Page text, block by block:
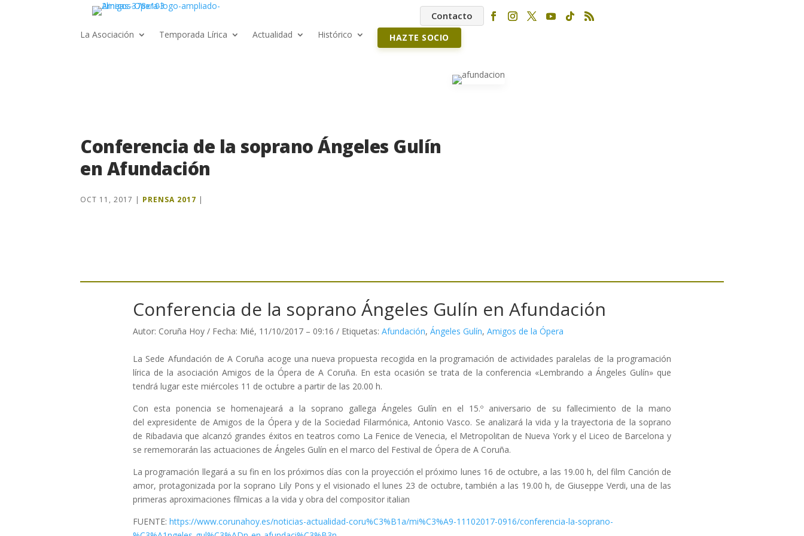
Contacto
La Asociación Temporada Lírica Actualidad Histórico HAZTE SOCIO
Conferencia de la soprano Ángeles Gulín
en Afundación
OCT 11, 2017 | PRENSA 2017 |
Conferencia de la soprano Ángeles Gulín en Afundación
Autor: Coruña Hoy / Fecha: Mié, 11/10/2017 – 09:16 / Etiquetas: Afundación, Ángeles Gulín, Amigos de la Ópera
La Sede Afundación de A Coruña acoge una nueva propuesta recogida en la programación de actividades paralelas de la programación
lírica de la asociación Amigos de la Ópera de A Coruña. En esta ocasión se trata de la conferencia «Lembrando a Ángeles Gulín» que
tendrá lugar este miércoles 11 de octubre a partir de las 20.00 h.
Con esta ponencia se homenajeará a la soprano gallega Ángeles Gulín en el 15.º aniversario de su fallecimiento de la mano
del expresidente de Amigos de la Ópera y de la Sociedad Filarmónica, Antonio Vasco. Se analizará la vida y la trayectoria de la soprano
de Ribadavia que alcanzó grandes éxitos en teatros como La Fenice de Venecia, el Metropolitan de Nueva York y el Liceo de Barcelona y
se rememorarán las actuaciones de Ángeles Gulín en el marco del Festival de Ópera de A Coruña.
La programación llegará a su fin en los próximos días con la proyección el próximo lunes 16 de octubre, a las 19.00 h, del film Canción de
amor, protagonizada por la soprano Lily Pons y el visionado el lunes 23 de octubre, también a las 19.00 h, de Giuseppe Verdi, una de las
primeras aproximaciones fílmicas a la vida y obra del compositor italian
FUENTE: https://www.corunahoy.es/noticias-actualidad-coru%C3%B1a/mi%C3%A9-11102017-0916/conferencia-la-soprano-